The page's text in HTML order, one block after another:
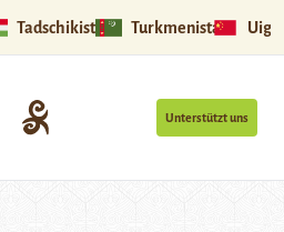
Tadschikistan Turkmenistan
Unterstützt uns